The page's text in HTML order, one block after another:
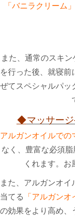
「バニラクリーム
また、通常のスキ
を行った後、就寝
ぜてスペシャルパッ
◆マッサー
アルガンオイルでの
なく、豊富な必須
くれます。お
また、アルガンオ
当てる 「アルガンオ
の効果をより高め、